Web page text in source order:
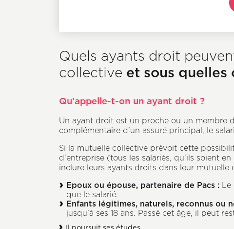
Quels ayants droit
collective et sous quelles
Qu’appelle-t-on un ayant droit ?
Un ayant droit est un proche ou un membre
complémentaire d’un assuré principal, le
Si la mutuelle collective prévoit cette
d'entreprise (tous les salariés, qu'ils soient
inclure leurs ayants droits dans leur mutuelle
Epoux ou épouse, partenaire de Pacs : Le
que le salarié.
Enfants légitimes, naturels, reconnus ou
jusqu’à ses 18 ans. Passé cet âge, il peut
Il poursuit ses études